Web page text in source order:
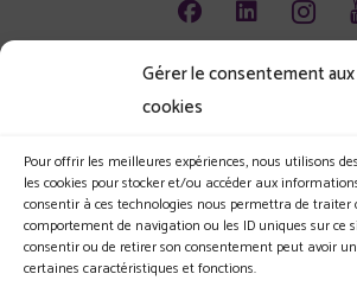
Gérer le consentement aux
cookies
Pour offrir les meilleures expériences, nous utilisons
les cookies pour stocker et/ou accéder aux
consentir à ces technologies nous permettra de traiter
comportement de navigation ou les ID uniques sur ce
consentir ou de retirer son consentement peut avoir
certaines caractéristiques et fonctions.
Animation
Emploi
Environnement
Les jeunes et l'entreprise
Le Club
Nos actualités